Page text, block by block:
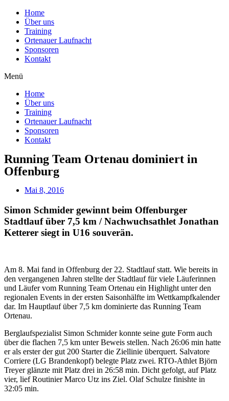
Home
Über uns
Training
Ortenauer Laufnacht
Sponsoren
Kontakt
Menü
Home
Über uns
Training
Ortenauer Laufnacht
Sponsoren
Kontakt
Running Team Ortenau dominiert in
Offenburg
Mai 8, 2016
Simon Schmider gewinnt beim Offenburger
Stadtlauf über 7,5 km / Nachwuchsathlet Jonathan
Ketterer siegt in U16 souverän.
Am 8. Mai fand in Offenburg der 22. Stadtlauf statt. Wie bereits in
den vergangenen Jahren stellte der Stadtlauf für viele Läuferinnen
und Läufer vom Running Team Ortenau ein Highlight unter den
regionalen Events in der ersten Saisonhälfte im Wettkampfkalender
dar. Im Hauptlauf über 7,5 km dominierte das Running Team
Ortenau.
Berglaufspezialist Simon Schmider konnte seine gute Form auch
über die flachen 7,5 km unter Beweis stellen. Nach 26:06 min hatte
er als erster der gut 200 Starter die Ziellinie überquert. Salvatore
Corriere (LG Brandenkopf) belegte Platz zwei. RTO-Athlet Björn
Treyer glänzte mit Platz drei in 26:58 min. Dicht gefolgt, auf Platz
vier, lief Routinier Marco Utz ins Ziel. Olaf Schulze finishte in
32:05 min.